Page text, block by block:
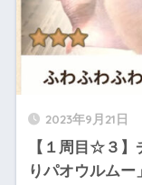
2023年9月21日
【１周目☆３】
りパオウルム